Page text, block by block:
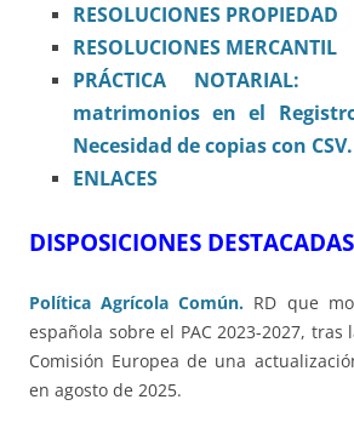
RESOLUCIONES PROPIEDAD
RESOLUCIONES MERCANTIL
PRÁCTICA
matrimonios en el
Necesidad de copias con CSV.
ENLACES
DISPOSICIONES DESTACADAS
Política Agrícola Común. RD que
española sobre el PAC 2023-2027,
Comisión Europea de una
en agosto de 2025.